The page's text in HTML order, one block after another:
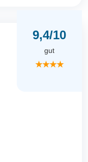
9,4/10
gut
★★★★